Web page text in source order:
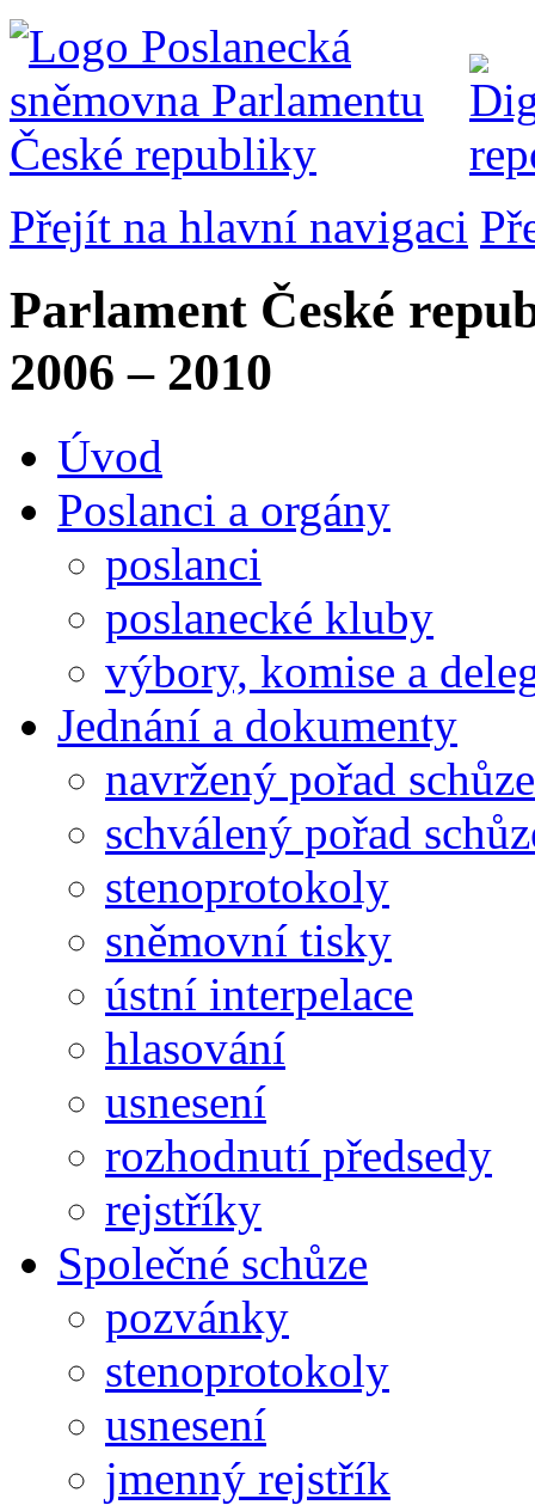
Přejít na hlavní navigaci
Parlament České
2006 – 2010
Úvod
Poslanci a orgány
poslanci
poslanecké kluby
výbory, komise a
Jednání a dokumenty
navržený pořad schůze
schválený pořad
stenoprotokoly
sněmovní tisky
ústní interpelace
hlasování
usnesení
rozhodnutí předsedy
rejstříky
Společné schůze
pozvánky
stenoprotokoly
usnesení
jmenný rejstřík